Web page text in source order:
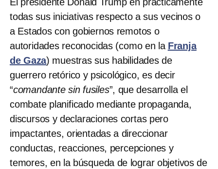
todas sus iniciativas respecto a sus vecinos o
a Estados con gobiernos remotos o
autoridades reconocidas (como en la Franja
de Gaza) muestras sus habilidades de
guerrero retórico y psicológico, es decir
“comandante sin fusiles”, que desarrolla el
combate planificado mediante propaganda,
discursos y declaraciones cortas pero
impactantes, orientadas a direccionar
conductas, reacciones, percepciones y
temores, en la búsqueda de lograr objetivos de